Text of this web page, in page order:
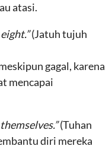
atasi.
(Jatuh tujuh
gagal, karena
mencapai
(Tuhan
diri mereka